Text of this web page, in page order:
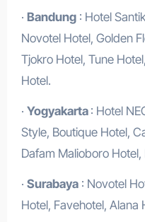
· Bandung: Hotel
Novotel Hotel, Golden
Tjokro Hotel, Tune
Hotel.
· Yogyakarta : Hotel
Style, Boutique Hotel,
Dafam Malioboro Hotel,
· Surabaya: Novotel
Hotel, Favehotel, Alana